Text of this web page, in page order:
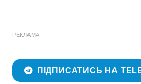
РЕКЛАМА
ПІДПИСАТИСЬ НА